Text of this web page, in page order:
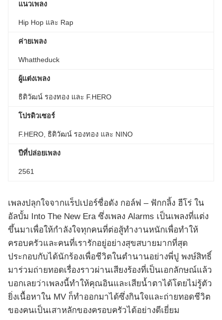
แนวเพลง
Hip Hop และ Rap
ค่ายเพลง
Whattheduck
ผู้แต่งเพลง
ธิติวัฒน์ รองทอง และ F.HERO
โปรดิวเซอร์
F.HERO, ธิติวัฒน์ รองทอง และ NINO
ปีที่ปล่อยเพลง
2561
เพลงปลุกใจจากแร็ปเปอร์ชื่อดัง กอล์ฟ – ฟักกลิ้ง ฮีโร่ ใน
อัลบั้ม Into The New Era ซึ่งเพลง Alarms เป็นเพลงที่แต่ง
ขึ้นมาเพื่อให้กำลังใจทุกคนที่ต่อสู้ทำงานหนักเพื่อทำให้
ครอบครัวและคนที่เรารักอยู่อย่างสุขสบายมากที่สุด
ประกอบกับได้นักร้องเพื่อชีวิตในตำนานอย่างพี่ปู พงษ์สิทธิ์
มาร่วมถ่ายทอดเรื่องราวผ่านเสียงร้องที่เป็นเอกลักษณ์แล้ว
บอกเลยว่าเพลงนี้ทำให้คุณอินและเสียน้ำตาได้โดยไม่รู้ตัว
ยิ่งเนื้อหาใน MV ก็ทำออกมาได้ซึ่งกินใจและถ่ายทอดชีวิต
ของคนเป็นเสาหลักของครอบครัวได้อย่างดีเยี่ยม